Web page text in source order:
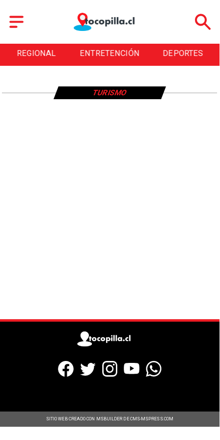
REGIONAL ENTRETENCIÓN DEPORTES
TURISMO
SITIO WEB CREADO CON MSBUILDER DE CMS-MSPRESS.COM